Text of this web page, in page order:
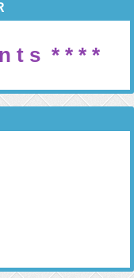
t s* * * *